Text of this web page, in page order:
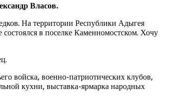
Власов.
На территории Республики Адыгея
в поселке Каменномостском. Хочу
войска, военно-патриотических клубов,
кухни, выставка-ярмарка народных